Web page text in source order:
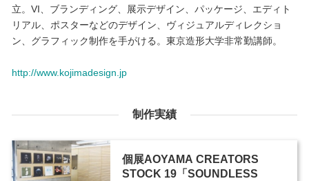
立。VI、ブランディング、展示デザイン、パッケージ、エディト
リアル、ポスターなどのデザイン、ヴィジュアルディレクショ
ン、グラフィック制作を手がける。東京造形大学非常勤講師。
http://www.kojimadesign.jp
制作実績
個展AOYAMA CREATORS
STOCK 19「SOUNDLESS